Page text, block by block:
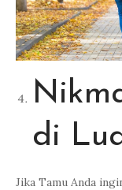
di
Jika Tamu Anda